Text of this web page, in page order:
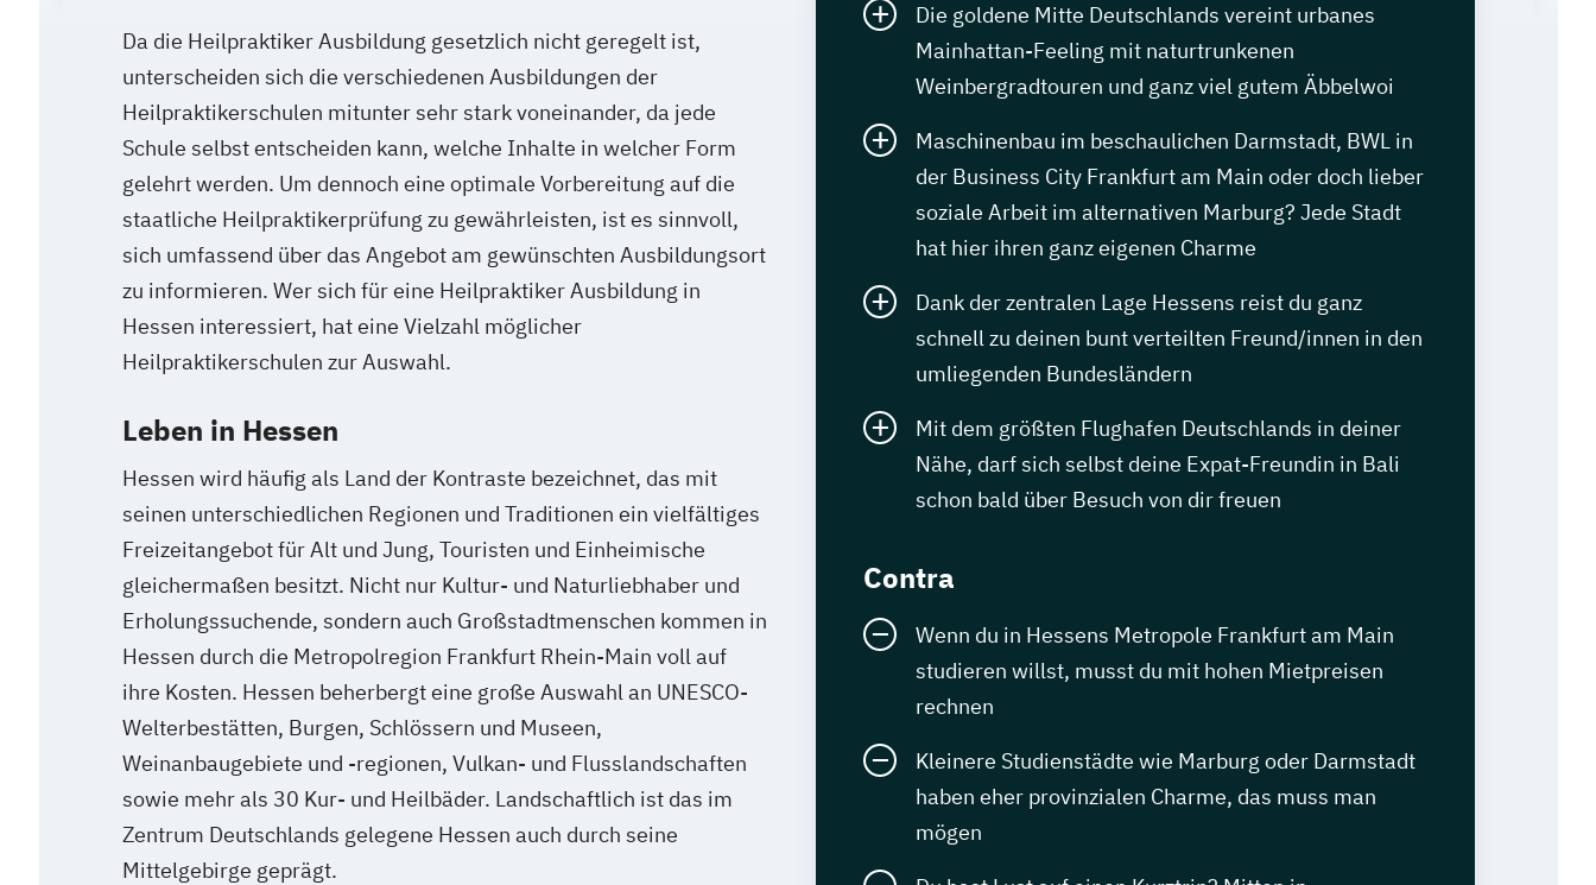
Da die Heilpraktiker Ausbildung gesetzlich nicht geregelt ist,
unterscheiden sich die verschiedenen Ausbildungen der
Heilpraktikerschulen mitunter sehr stark voneinander, da jede
Schule selbst entscheiden kann, welche Inhalte in welcher Form
gelehrt werden. Um dennoch eine optimale Vorbereitung auf die
staatliche Heilpraktikerprüfung zu gewährleisten, ist es sinnvoll,
sich umfassend über das Angebot am gewünschten Ausbildungsort
zu informieren. Wer sich für eine Heilpraktiker Ausbildung in
Hessen interessiert, hat eine Vielzahl möglicher
Heilpraktikerschulen zur Auswahl.
Leben in Hessen
Hessen wird häufig als Land der Kontraste bezeichnet, das mit
seinen unterschiedlichen Regionen und Traditionen ein vielfältiges
Freizeitangebot für Alt und Jung, Touristen und Einheimische
gleichermaßen besitzt. Nicht nur Kultur- und Naturliebhaber und
Erholungssuchende, sondern auch Großstadtmenschen kommen in
Hessen durch die Metropolregion Frankfurt Rhein-Main voll auf
ihre Kosten. Hessen beherbergt eine große Auswahl an UNESCO-
Welterbestätten, Burgen, Schlössern und Museen,
Weinanbaugebiete und -regionen, Vulkan- und Flusslandschaften
sowie mehr als 30 Kur- und Heilbäder. Landschaftlich ist das im
Zentrum Deutschlands gelegene Hessen auch durch seine
Mittelgebirge geprägt.
Die goldene Mitte Deutschlands vereint urbanes
Mainhattan-Feeling mit naturtrunkenen
Weinbergradtouren und ganz viel gutem Äbbelwoi
Maschinenbau im beschaulichen Darmstadt, BWL in
der Business City Frankfurt am Main oder doch lieber
soziale Arbeit im alternativen Marburg? Jede Stadt
hat hier ihren ganz eigenen Charme
Dank der zentralen Lage Hessens reist du ganz
schnell zu deinen bunt verteilten Freund/innen in den
umliegenden Bundesländern
Mit dem größten Flughafen Deutschlands in deiner
Nähe, darf sich selbst deine Expat-Freundin in Bali
schon bald über Besuch von dir freuen
Contra
Wenn du in Hessens Metropole Frankfurt am Main
studieren willst, musst du mit hohen Mietpreisen
rechnen
Kleinere Studienstädte wie Marburg oder Darmstadt
haben eher provinzialen Charme, das muss man
mögen